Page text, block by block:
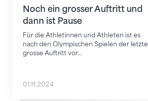
Noch ein grosser Auftritt und
dann ist Pause
Für die Athletinnen und Athleten ist es
nach den Olympischen Spielen der letzte
grosse Auftritt vor…
01.11.2024